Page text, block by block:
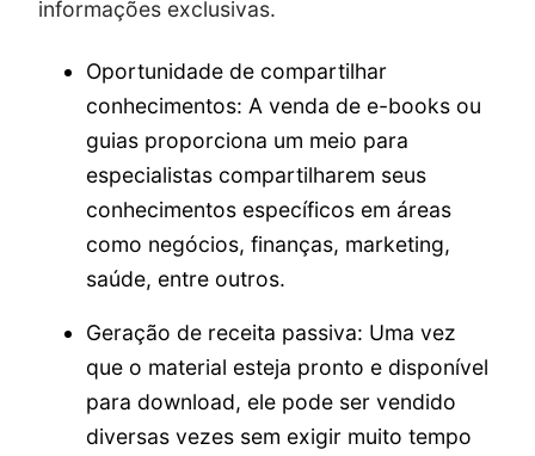
informações exclusivas.
Oportunidade de compartilhar
conhecimentos: A venda de e-books ou
guias proporciona um meio para
especialistas compartilharem seus
conhecimentos específicos em áreas
como negócios, finanças, marketing,
saúde, entre outros.
Geração de receita passiva: Uma vez
que o material esteja pronto e disponível
para download, ele pode ser vendido
diversas vezes sem exigir muito tempo